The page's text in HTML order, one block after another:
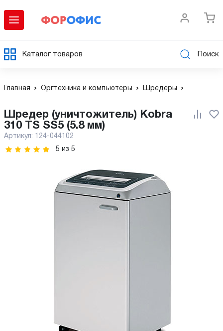
Каталог товаров Поиск
Главная Оргтехника и компьютеры Шредеры
Шредер (уничтожитель) Kobra
310 TS SS5 (5.8 мм)
Артикул: 124-044102
5 из 5